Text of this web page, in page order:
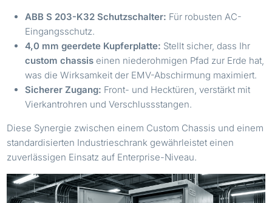
ABB S 203-K32 Schutzschalter: Für robusten AC-
Eingangsschutz.
4,0 mm geerdete Kupferplatte: Stellt sicher, dass Ihr
custom chassis einen niederohmigen Pfad zur Erde hat,
was die Wirksamkeit der EMV-Abschirmung maximiert.
Sicherer Zugang: Front- und Hecktüren, verstärkt mit
Vierkantrohren und Verschlussstangen.
Diese Synergie zwischen einem Custom Chassis und einem
standardisierten Industrieschrank gewährleistet einen
zuverlässigen Einsatz auf Enterprise-Niveau.